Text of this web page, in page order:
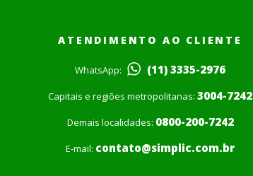
ATENDIMENTO AO CLIENTE
WhatsApp: (11) 3335-2976
Capitais e regiões metropolitanas: 3004-7242
Demais localidades: 0800-200-7242
E-mail: contato@simplic.com.br